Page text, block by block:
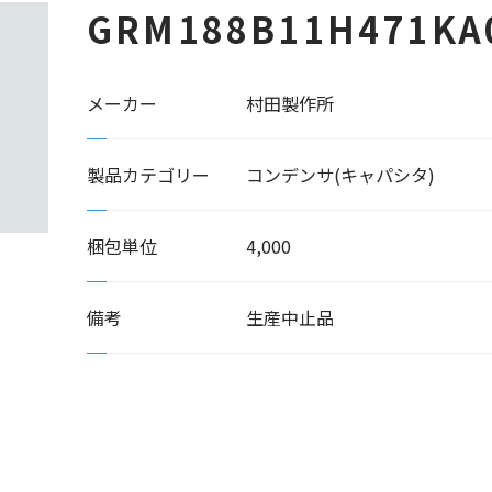
メーカー 村田製作所
製品カテゴリー コンデンサ(キャパシタ)
梱包単位 4,000
備考 生産中止品